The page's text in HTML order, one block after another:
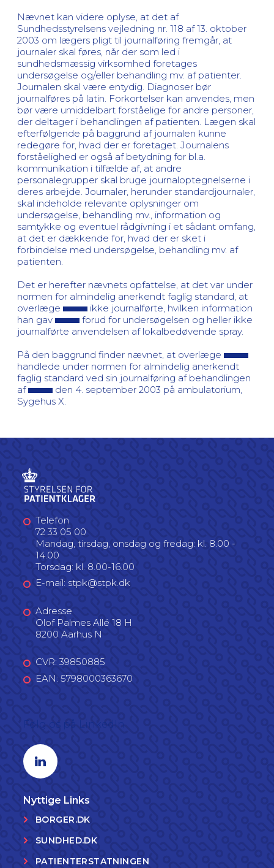
Nævnet kan videre oplyse, at det af
Sundhedsstyrelsens vejledning nr. 118 af 13. oktober
2003 om lægers pligt til journalføring fremgår, at
journaler skal føres, når der som led i
sundhedsmæssig virksomhed foretages
undersøgelse og/eller behandling mv. af patienter.
Journalen skal være entydig. Diagnoser bør
journalføres på latin. Forkortelser kan anvendes, men
bør være umiddelbart forståelige for andre personer,
der deltager i behandlingen af patienten. Lægen skal
efterfølgende på baggrund af journalen kunne
redegøre for, hvad der er foretaget. Journalens
forståelighed er også af betydning for bl.a.
kommunikation i tilfælde af, at andre
personalegrupper skal bruge journaloptegnelserne i
deres arbejde. Journaler, herunder standardjournaler,
skal indeholde relevante oplysninger om
undersøgelse, behandling mv., information og
samtykke og eventuel rådgivning i et sådant omfang,
at det er dækkende for, hvad der er sket i
forbindelse med undersøgelse, behandling mv. af
patienten.
Det er herefter nævnets opfattelse, at det var under
normen for almindelig anerkendt faglig standard, at
overlæge
ikke journalførte, hvilken information
han gav
forud for undersøgelsen og heller ikke
journalførte anvendelsen af lokalbedøvende spray.
På den baggrund finder nævnet, at overlæge
handlede under normen for almindelig anerkendt
faglig standard ved sin journalføring af behandlingen
af
den 4. september 2003 på ambulatorium,
Sygehus X.
Telefon
72 33 05 00
Mandag, tirsdag, onsdag og fredag: kl. 8.00 -
14.00
Torsdag: kl. 8.00-16.00
E-mail: stpk@stpk.dk
Adresse
Olof Palmes Allé 18 H
8200 Aarhus N
CVR: 39850885
EAN: 5798000363670
Linkedin profil
Nyttige Links
BORGER.DK
SUNDHED.DK
PATIENTERSTATNINGEN